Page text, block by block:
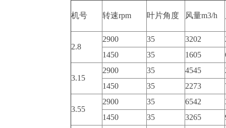
机号 转速rpm 叶片角度 风量m3/h
2.8
2900 35 3202
1450
35 1605
3.15
2900 35 4545
1450
35 2273
3.55
2900 35 6542
1450
35 3265